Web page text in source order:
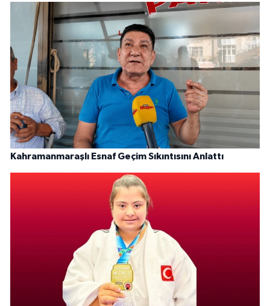
Kahramanmaraşlı Esnaf Geçim Sıkıntısını Anlattı